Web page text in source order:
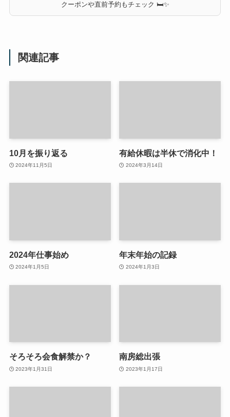
クーポンや直前予約もチェック 🛏✨
関連記事
10月を振り返る
2024年11月5日
有給休暇は半休で消化中！
2024年3月14日
2024年仕事始め
2024年1月5日
年末年始の記録
2024年1月3日
そろそろ会食解禁か？
2023年1月31日
南房総出張
2023年1月17日